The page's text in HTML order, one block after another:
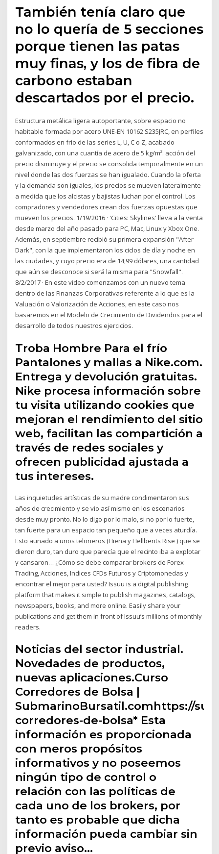
También tenía claro que
no lo quería de 5 secciones
porque tienen las patas
muy finas, y los de fibra de
carbono estaban
descartados por el precio.
Estructura metálica ligera autoportante, sobre espacio no
habitable formada por acero UNE-EN 10162 S235JRC, en perfiles
conformados en frío de las series L, U, C o Z, acabado
galvanizado, con una cuantía de acero de 5 kg/m². acción del
precio disminuye y el precio se consolida temporalmente en un
nivel donde las dos fuerzas se han igualado. Cuando la oferta
y la demanda son iguales, los precios se mueven lateralmente
a medida que los alcistas y bajistas luchan por el control. Los
compradores y vendedores crean dos fuerzas opuestas que
mueven los precios. 1/19/2016 · 'Cities: Skylines' lleva a la venta
desde marzo del año pasado para PC, Mac, Linux y Xbox One.
Además, en septiembre recibió su primera expansión "After
Dark", con la que implementaron los ciclos de día y noche en
las ciudades, y cuyo precio era de 14,99 dólares, una cantidad
que aún se desconoce si será la misma para "Snowfall".
8/2/2017 · En este video comenzamos con un nuevo tema
dentro de las Finanzas Corporativas referente a lo que es la
Valuación o Valorización de Acciones, en este caso nos
basaremos en el Modelo de Crecimiento de Dividendos para el
desarrollo de todos nuestros ejercicios.
Troba Hombre Para el frío
Pantalones y mallas a Nike.com.
Entrega y devolución gratuitas.
Nike procesa información sobre
tu visita utilizando cookies que
mejoran el rendimiento del sitio
web, facilitan las compartición a
través de redes sociales y
ofrecen publicidad ajustada a
tus intereses.
Las inquietudes artísticas de su madre condimentaron sus
años de crecimiento y se vio así mismo en los escenarios
desde muy pronto. No lo digo por lo malo, si no por lo fuerte,
tan fuerte para un espacio tan pequeño que a veces aturdía.
Esto aunado a unos teloneros (Hiena y Hellbents Rise ) que se
dieron duro, tan duro que parecía que el recinto iba a explotar
y cansaron… ¿Cómo se debe comparar brokers de Forex
Trading, Acciones, Indices CFDs Futuros y Criptomonedas y
encontrar el mejor para usted? Issuu is a digital publishing
platform that makes it simple to publish magazines, catalogs,
newspapers, books, and more online. Easily share your
publications and get them in front of Issuu’s millions of monthly
readers.
Noticias del sector industrial.
Novedades de productos,
nuevas aplicaciones.Curso
Corredores de Bolsa |
SubmarinoBursatil.comhttps://
corredores-de-bolsa* Esta
información es proporcionada
con meros propósitos
informativos y no poseemos
ningún tipo de control o
relación con las políticas de
cada uno de los brokers, por
tanto es probable que dicha
información pueda cambiar sin
previo aviso…